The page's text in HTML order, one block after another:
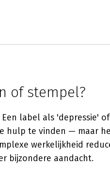
of stempel?
label als 'depressie' of
hulp te vinden — maar
werkelijkheid
bijzondere aandacht.